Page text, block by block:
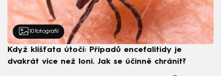
10 fotografií
Když klíšťata útočí: Případů encefalitidy je
dvakrát více než loni. Jak se účinně chránit?